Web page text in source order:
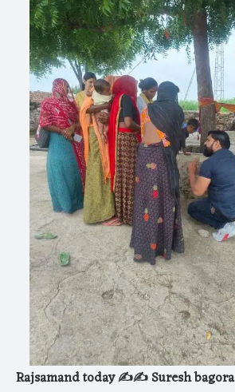
Rajsamand today ✍️✍️ Suresh bagora